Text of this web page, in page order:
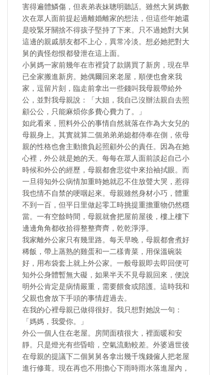
害得遍體鱗傷，但表弟表妹聰明聽話。雖然大舅媽數
次在眾人面前提起過離婚離家的想法，但這些年她還
是咬緊牙關捨不得孩子堅持了下來。只不過她對大舅
這邊的親戚朋友都不上心，異常冷淡。想必她把對大
舅的責怪怨恨都發泄在這上面。
小舅媽一家前幾年在市裡貸了款購買了新房，現在早
已全家搬進新房。她偶爾回來老屋，順便也會來我
家，逗留片刻，臨走前拿出一些錢叫我母親帶給外
公，並對我母親說：「大姐，我自己沒辦法親自去照
顧公公，只能麻煩你多費心費力了。」
如此看來，照料外公的事情自然就落在作為大女兒的
母親身上。其實就算二個弟弟弟媳都侍奉在側，依母
親的性格也會主動擔負起照顧外公的責任。因為在她
心裡，外公就是她的天。每每在眾人面前談起自己小
時候和外公的經歷，母親都會悲從中來抬袖拭眼。而
一旦得知外公病情加重時她就忍不住放聲大哭，惹得
我也情不自禁的哽咽起來。母親雖然身材小巧，體重
不到一百，但平日里做起零工時挑提重擔重物仍然穩
當。一有空餘時間，母親就會把屋前屋後，樓上樓下
邊邊角角都收拾得整整齊齊，乾乾淨淨。
我家離外公家只有幾里路。每天早晚，母親都會煮好
稀飯，帶上蒸熟的雞蛋和一二樣青菜，用保溫碗裝
好，用布袋套上就上外公家。一般母親即去即回便可
知外公身體暫無大礙，如果半天不見母親回來，便說
明外公肯定是病情嚴重，需要餵食或陪護。這時我和
父親也會放下手頭的事情趕過去。
在我的心裡母親已做得很好。我只想對她說一句：
「媽媽，我愛你。」
外公一個人住在老屋。房間面積很大，裡面暖和安
靜。只是燈光有些昏暗，空氣流動較差。外婆過世後
在母親的提議下二個舅舅各拿出幾千塊錢僱人把老屋
進行修葺。現在再也不用擔心下雨時雨水落進屋內，